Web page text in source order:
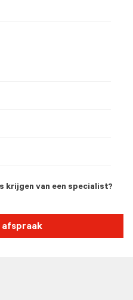
krijgen van een specialist?
afspraak